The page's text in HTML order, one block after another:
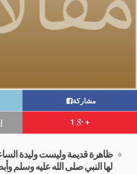
مشاركة
+ 1
ظاهرة قديمة وليست وليدة
لها النبي صلى الله عليه وسلم